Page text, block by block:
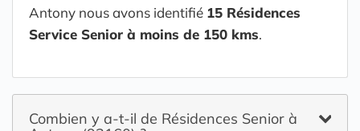
Antony nous avons identifié 15 Résidences
Service Senior à moins de 150 kms.
Combien y a-t-il de Résidences Senior à